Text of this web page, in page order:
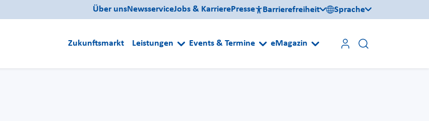
Über unsNewsserviceJobs & KarrierePresse Barrierefreiheit Sprache
Zukunftsmarkt Leistungen Events & Termine eMagazin